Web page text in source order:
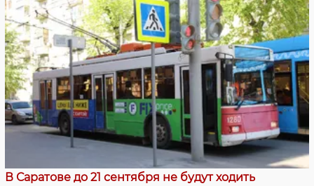
В Саратове до 21 сентября не будут ходить